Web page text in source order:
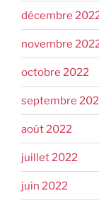
décembre
novembre
octobre 2022
septembre
août 2022
juillet 2022
juin 2022